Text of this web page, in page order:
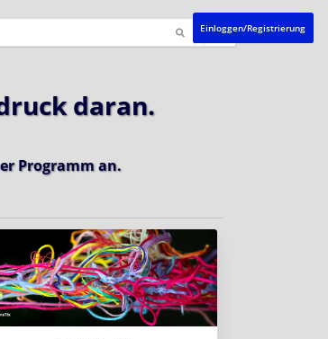
Einloggen/Registrierung
daran.
Programman.